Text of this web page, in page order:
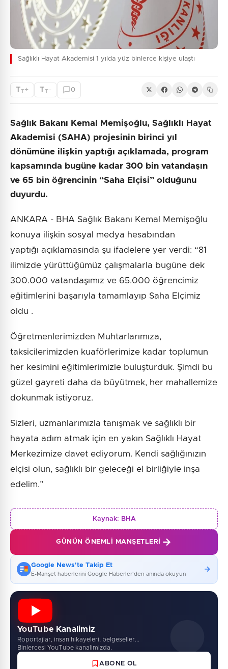
Sağlıklı Hayat Akademisi 1 yılda yüz binlerce kişiye ulaştı
TT+ TT - 0
Sağlık Bakanı Kemal Memişoğlu, Sağlıklı Hayat
Akademisi (SAHA) projesinin birinci yıl
dönümüne ilişkin yaptığı açıklamada, program
kapsamında bugüne kadar 300 bin vatandaşın
ve 65 bin öğrencinin “Saha Elçisi” olduğunu
duyurdu.
ANKARA - BHA Sağlık Bakanı Kemal Memişoğlu
konuya ilişkin sosyal medya hesabından
yaptığı açıklamasında şu ifadelere yer verdi: “81
ilimizde yürüttüğümüz çalışmalarla bugüne dek
300.000 vatandaşımız ve 65.000 öğrencimiz
eğitimlerini başarıyla tamamlayıp Saha Elçimiz
oldu .
Öğretmenlerimizden Muhtarlarımıza,
taksicilerimizden kuaförlerimize kadar toplumun
her kesimini eğitimlerimizle buluşturduk. Şimdi bu
güzel gayreti daha da büyütmek, her mahallemize
dokunmak istiyoruz.
Sizleri, uzmanlarımızla tanışmak ve sağlıklı bir
hayata adım atmak için en yakın Sağlıklı Hayat
Merkezimize davet ediyorum. Kendi sağlığınızın
elçisi olun, sağlıklı bir geleceği el birliğiyle inşa
edelim.”
Kaynak: BHA
GÜNÜN ÖNEMLI MANŞETLERI
Google News'te Takip Et
E-Manşet haberlerini Google Haberler'den anında okuyun
YouTube Kanalimiz
Roportajlar, insan hikayeleri, belgeseller...
Binlercesi YouTube kanalimizda.
ABONE OL